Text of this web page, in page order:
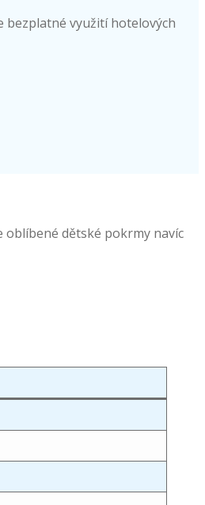
bezplatné využití hotelových
oblíbené dětské pokrmy navíc